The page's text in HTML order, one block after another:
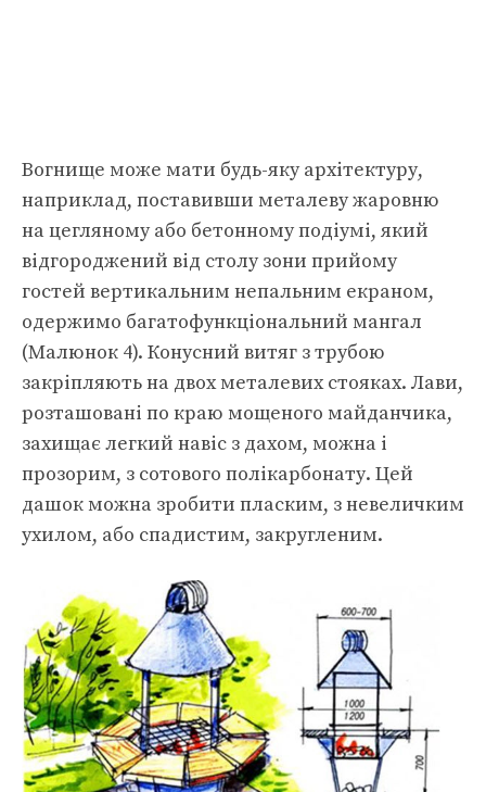
Вогнище може мати будь-яку архітектуру,
наприклад, поставивши металеву жаровню
на цегляному або бетонному подіумі, який
відгороджений від столу зони прийому
гостей вертикальним непальним екраном,
одержимо багатофункціональний мангал
(Малюнок 4). Конусний витяг з трубою
закріпляють на двох металевих стояках. Лави,
розташовані по краю мощеного майданчика,
захищає легкий навіс з дахом, можна і
прозорим, з сотового полікарбонату. Цей
дашок можна зробити пласким, з невеличким
ухилом, або спадистим, закругленим.